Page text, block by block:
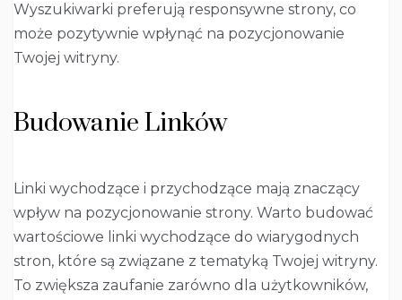
Wyszukiwarki preferują responsywne strony, co
może pozytywnie wpłynąć na pozycjonowanie
Twojej witryny.
Budowanie Linków
Linki wychodzące i przychodzące mają znaczący
wpływ na pozycjonowanie strony. Warto budować
wartościowe linki wychodzące do wiarygodnych
stron, które są związane z tematyką Twojej witryny.
To zwiększa zaufanie zarówno dla użytkowników,